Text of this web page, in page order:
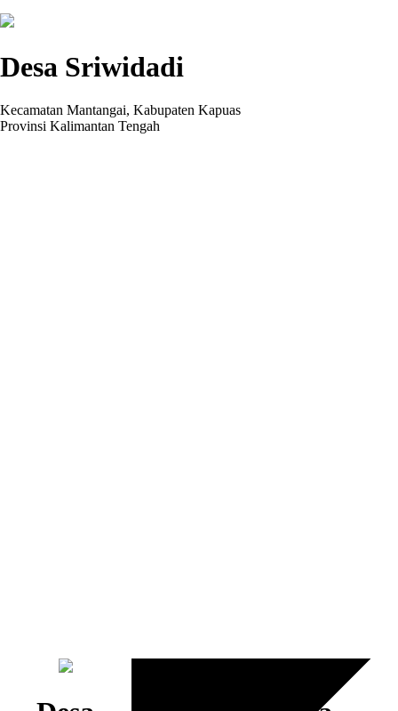
Desa Sriwidadi
Kecamatan Mantangai, Kabupaten Kapuas
Provinsi Kalimantan Tengah